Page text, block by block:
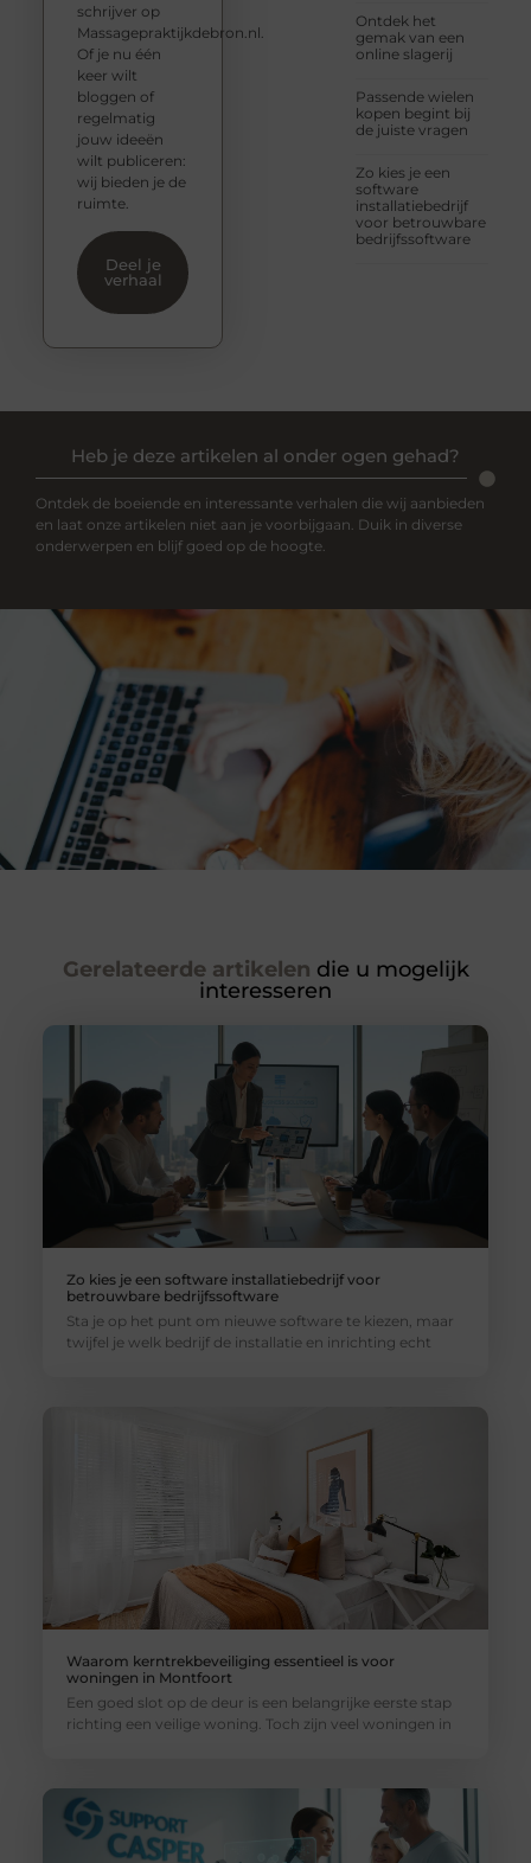
Ontdek het
gemak van een
online slagerij
Passende wielen
kopen begint bij
de juiste vragen
Zo kies je een
software
installatiebedrijf
voor betrouwbare
bedrijfssoftware
schrijver op
Massagepraktijkdebron.nl.
Of je nu één
keer wilt
bloggen of
regelmatig
jouw ideeën
wilt publiceren:
wij bieden je de
ruimte.
Deel je
verhaal
Heb je deze artikelen al onder ogen gehad?
Ontdek de boeiende en interessante verhalen die wij aanbieden
en laat onze artikelen niet aan je voorbijgaan. Duik in diverse
onderwerpen en blijf goed op de hoogte.
Gerelateerde artikelen die u mogelijk
interesseren
Zo kies je een software installatiebedrijf voor
betrouwbare bedrijfssoftware
Sta je op het punt om nieuwe software te kiezen, maar
twijfel je welk bedrijf de installatie en inrichting echt
Waarom kerntrekbeveiliging essentieel is voor
woningen in Montfoort
Een goed slot op de deur is een belangrijke eerste stap
richting een veilige woning. Toch zijn veel woningen in